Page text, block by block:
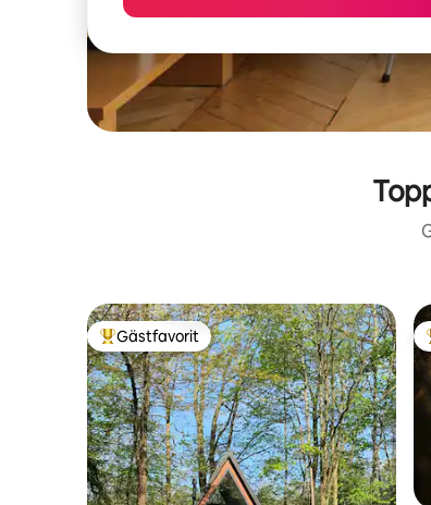
Populär gästfavorit
Gästfavorit